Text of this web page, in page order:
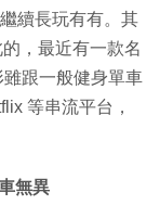
續長玩有有。其
，最近有一款名
跟一般健身單車
等串流平台，
無異